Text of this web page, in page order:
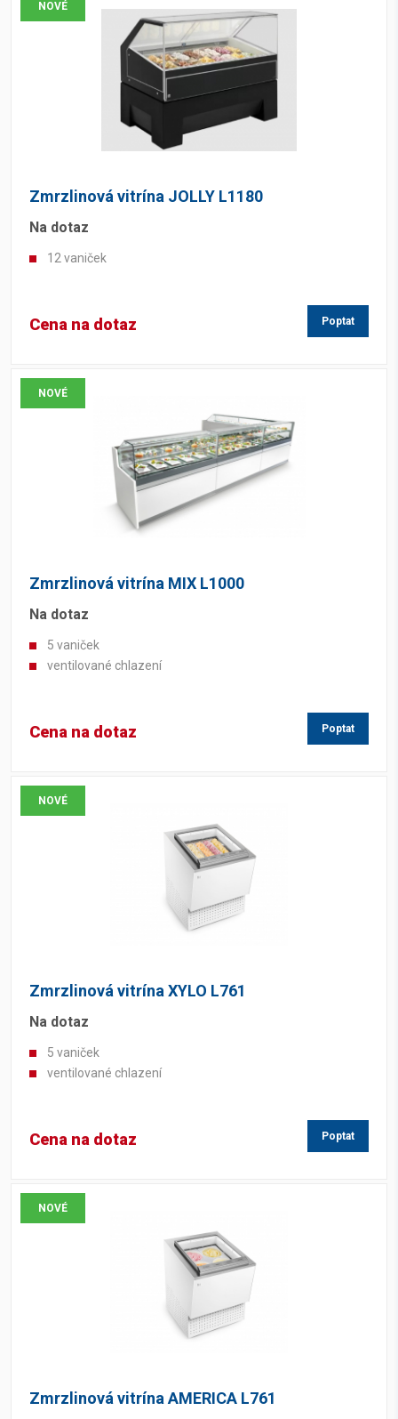
NOVÉ
Zmrzlinová vitrína JOLLY L1180
Na dotaz
12 vaniček
Cena na dotaz Poptat
NOVÉ
Zmrzlinová vitrína MIX L1000
Na dotaz
5 vaniček
ventilované chlazení
Cena na dotaz Poptat
NOVÉ
Zmrzlinová vitrína XYLO L761
Na dotaz
5 vaniček
ventilované chlazení
Cena na dotaz Poptat
NOVÉ
Zmrzlinová vitrína AMERICA L761